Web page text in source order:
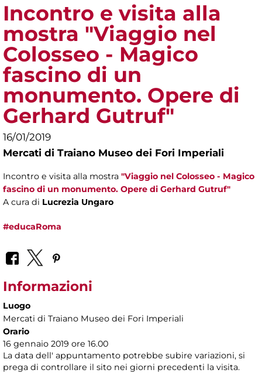
Incontro e visita alla
mostra "Viaggio nel
Colosseo - Magico
fascino di un
monumento. Opere di
Gerhard Gutruf"
16/01/2019
Mercati di Traiano Museo dei Fori Imperiali
Incontro e visita alla mostra "Viaggio nel Colosseo - Magico
fascino di un monumento. Opere di Gerhard Gutruf"
A cura di Lucrezia Ungaro
#educaRoma
Informazioni
Luogo
Mercati di Traiano Museo dei Fori Imperiali
Orario
16 gennaio 2019 ore 16.00
La data dell' appuntamento potrebbe subire variazioni, si
prega di controllare il sito nei giorni precedenti la visita.